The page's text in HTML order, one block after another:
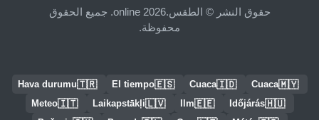
حقوق النشر © الطقس.online 2026. جميع الحقوق
محفوظة.
🇲🇾
Cuaca
🇮🇩
Cuaca
🇪🇸
El tiempo
🇹🇷
Hava durumu
🇭🇺
Időjárás
🇪🇪
Ilm
🇱🇻
Laikapstākļi
🇮🇹
Meteo